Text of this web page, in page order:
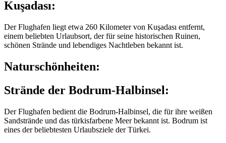
Kuşadası:
Der Flughafen liegt etwa 260 Kilometer von Kuşadası entfernt,
einem beliebten Urlaubsort, der für seine historischen Ruinen,
schönen Strände und lebendiges Nachtleben bekannt ist.
Naturschönheiten:
Strände der Bodrum-Halbinsel:
Der Flughafen bedient die Bodrum-Halbinsel, die für ihre weißen
Sandstrände und das türkisfarbene Meer bekannt ist. Bodrum ist
eines der beliebtesten Urlaubsziele der Türkei.